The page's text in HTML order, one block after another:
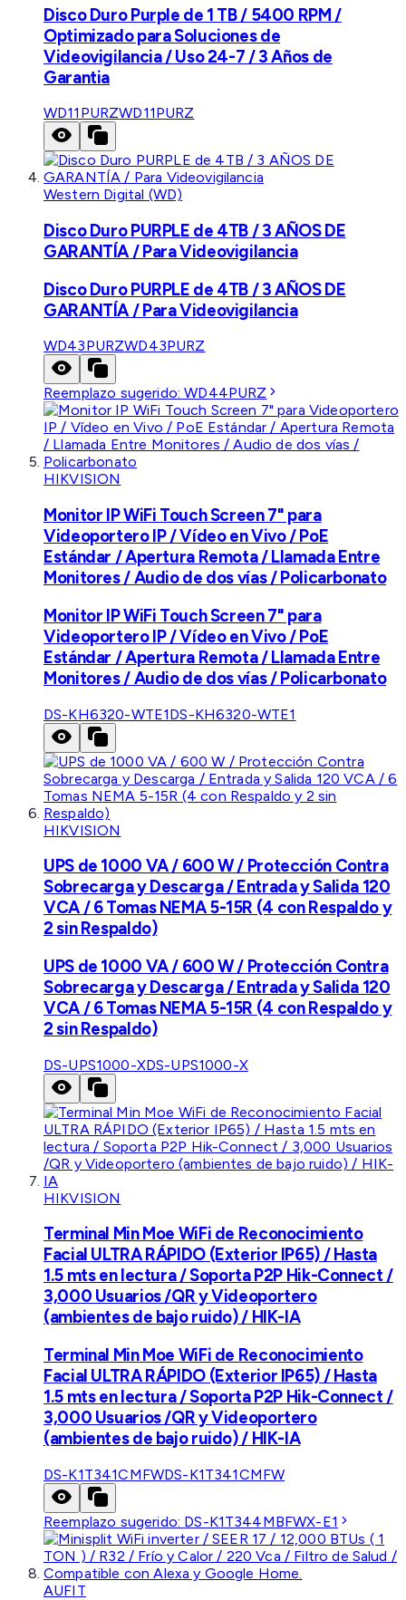
Disco Duro Purple de 1 TB / 5400 RPM /
Optimizado para Soluciones de
Videovigilancia / Uso 24-7 / 3 Años de
Garantia
WD11PURZWD11PURZ
Western Digital (WD)
Disco Duro PURPLE de 4TB / 3 AÑOS DE
GARANTÍA / Para Videovigilancia
Disco Duro PURPLE de 4TB / 3 AÑOS DE
GARANTÍA / Para Videovigilancia
WD43PURZWD43PURZ
Reemplazo sugerido:WD44PURZ
HIKVISION
Monitor IP WiFi Touch Screen 7" para
Videoportero IP / Vídeo en Vivo / PoE
Estándar / Apertura Remota / Llamada Entre
Monitores / Audio de dos vías / Policarbonato
Monitor IP WiFi Touch Screen 7" para
Videoportero IP / Vídeo en Vivo / PoE
Estándar / Apertura Remota / Llamada Entre
Monitores / Audio de dos vías / Policarbonato
DS-KH6320-WTE1DS-KH6320-WTE1
HIKVISION
UPS de 1000 VA / 600 W / Protección Contra
Sobrecarga y Descarga / Entrada y Salida 120
VCA / 6 Tomas NEMA 5-15R (4 con Respaldo y
2 sin Respaldo)
UPS de 1000 VA / 600 W / Protección Contra
Sobrecarga y Descarga / Entrada y Salida 120
VCA / 6 Tomas NEMA 5-15R (4 con Respaldo y
2 sin Respaldo)
DS-UPS1000-XDS-UPS1000-X
HIKVISION
Terminal Min Moe WiFi de Reconocimiento
Facial ULTRA RÁPIDO (Exterior IP65) / Hasta
1.5 mts en lectura / Soporta P2P Hik-Connect /
3,000 Usuarios /QR y Videoportero
(ambientes de bajo ruido) / HIK-IA
Terminal Min Moe WiFi de Reconocimiento
Facial ULTRA RÁPIDO (Exterior IP65) / Hasta
1.5 mts en lectura / Soporta P2P Hik-Connect /
3,000 Usuarios /QR y Videoportero
(ambientes de bajo ruido) / HIK-IA
DS-K1T341CMFWDS-K1T341CMFW
Reemplazo sugerido: DS-K1T344MBFWX-E1
AUFIT